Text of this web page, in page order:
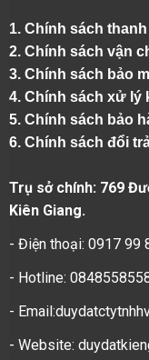
1. Chính sách
2. Chính sách vận
3. Chính sách bảo
4. Chính sách xử lý
5. Chính sách bảo
6. Chính sách đổi
Trụ sở chính: 769
Kiên Giang.
- Điện thoại: 0917 99
- Hotline:
-
- Website: